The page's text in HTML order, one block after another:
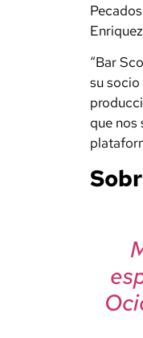
“Bar
su
que nos